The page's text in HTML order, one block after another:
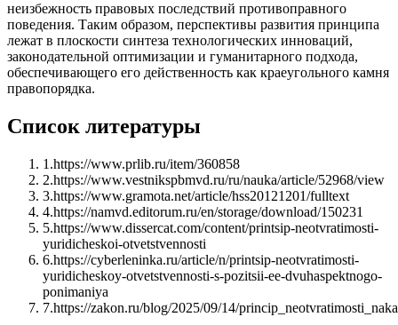
неизбежность правовых последствий противоправного
поведения. Таким образом, перспективы развития принципа
лежат в плоскости синтеза технологических инноваций,
законодательной оптимизации и гуманитарного подхода,
обеспечивающего его действенность как краеугольного камня
правопорядка.
Список литературы
1 .https://www.prlib.ru/item/360858
2.https://www.vestnikspbmvd.ru/ru/nauka/article/52968/view
3.https://www.gramota.net/article/hss20121201/fulltext
4.https://namvd.editorum.ru/en/storage/download/150231
5.https://www.dissercat.com/content/printsip-neotvratimosti-
yuridicheskoi-otvetstvennosti
6.https://cyberleninka.ru/article/n/printsip-neotvratimosti-
yuridicheskoy-otvetstvennosti-s-pozitsii-ee-dvuhaspektnogo-
ponimaniya
7.https://zakon.ru/blog/2025/09/14/